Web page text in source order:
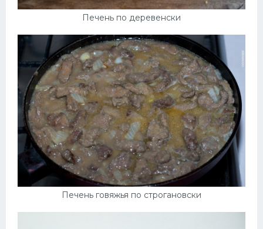
Печень по деревенски
Печень говяжья по строгановски